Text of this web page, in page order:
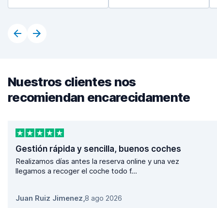
Nuestros clientes nos
recomiendan encarecidamente
Gestión rápida y sencilla, buenos coches
Realizamos días antes la reserva online y una vez
llegamos a recoger el coche todo f...
Juan Ruiz Jimenez,8 ago 2026